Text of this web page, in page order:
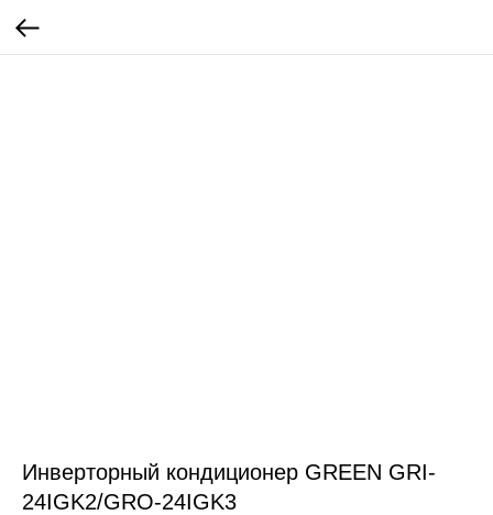
Инверторный кондиционер GREEN GRI-
24IGK2/GRO-24IGK3